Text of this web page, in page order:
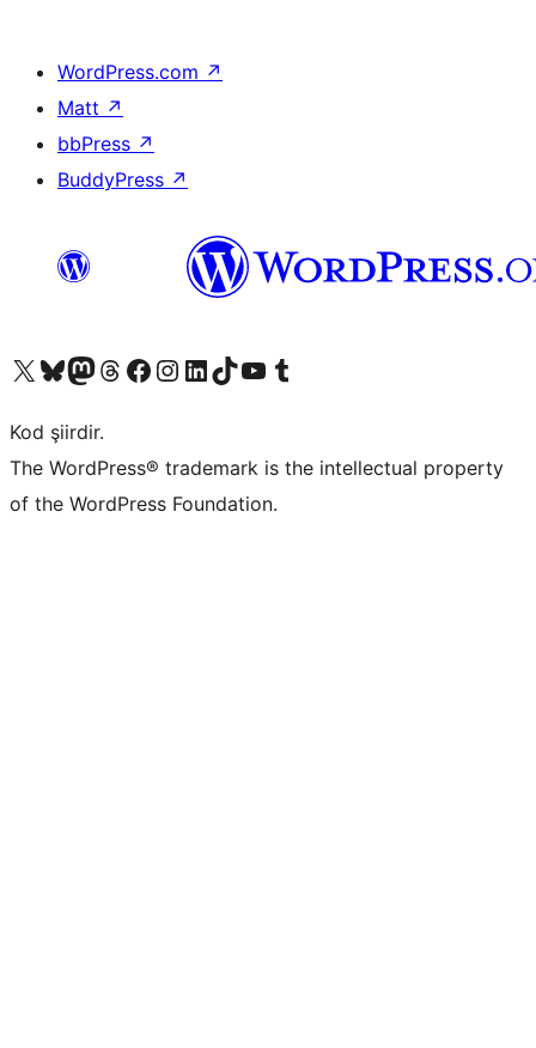
WordPress.com ↗
Matt ↗
bbPress ↗
BuddyPress ↗
X (eski Twitter) hesabımıza bakın
Bluesky hesabımızı ziyaret edinMastodon hesabımızı ziyaret edinThreads hesabımızı ziyaret edinFacebook sayfamızı ziyaret edinInstagram hesabımızı ziyaret edinLinkedIn hesabımızı ziyaret edinTikTok hesabımızı ziyaret edinYouTube kanalımızı ziyaret edinTumblr hesabımızı ziyaret edin
Kod şiirdir.
The WordPress® trademark is the intellectual property
of the WordPress Foundation.